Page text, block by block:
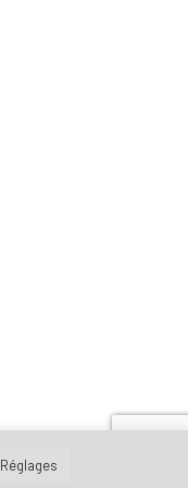
Réglages